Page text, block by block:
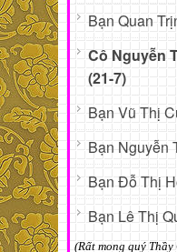
Bạn Quan
Cô Nguyễn
(21-7)
Bạn Vũ Thị
Bạn Nguyễn
Bạn Đỗ Thị
Bạn Lê Thị
(Rất mong quý